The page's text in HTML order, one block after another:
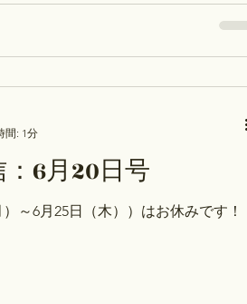
など→ストアカ・Peatix ②テスト対
と割引になりませんので、ご注意く
結果】 Q：樺太・千島交換条約のと
ロシアからどうして千島をもらうこ
本史研究会のほうで、この質問がで
史 戦争と平和の百年』（麻田雅
交渉の内容までは語られていませ
6月20日号
～6月25日（木））はお休みです！
間: 1分